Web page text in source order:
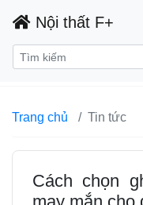
Nội thất F+
Trang chủ Tin tức
Cách chọn